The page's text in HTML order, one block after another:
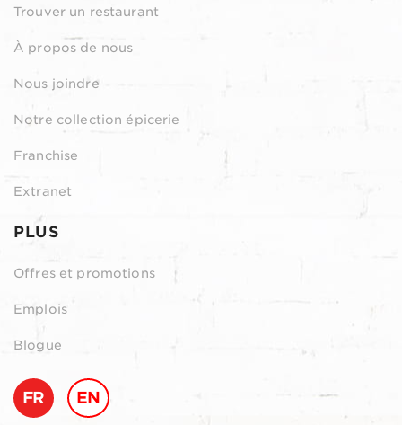
Trouver un restaurant
À propos de nous
Nous joindre
Notre collection épicerie
Franchise
Extranet
PLUS
Offres et promotions
Emplois
Blogue
FR EN